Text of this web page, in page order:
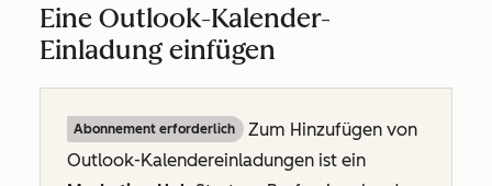
Eine Outlook-Kalender-
Einladung einfügen
Abonnement erforderlich
Zum Hinzufügen von
Outlook-Kalendereinladungen ist ein